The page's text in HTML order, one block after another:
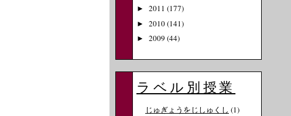
► 2011 (177)
► 2010(141)
► 2009 (44)
ラベル別授業
じゅぎょうをじしゅくし (1)